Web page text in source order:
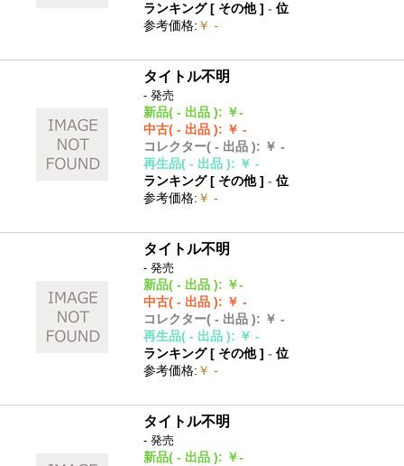
ランキング [ その他]- 位
参考価格: ￥ -
タイトル不明
- 発売
新品( - 出品 ): ￥-
中古( - 出品 ): ￥ -
コレクター( - 出品 ): ￥ -
再生品( - 出品 ): ￥ -
ランキング [ その他]- 位
参考価格: ￥ -
タイトル不明
- 発売
新品( - 出品 ): ￥-
中古( - 出品 ): ￥ -
コレクター( - 出品 ): ￥ -
再生品( - 出品 ): ￥ -
ランキング [ その他]- 位
参考価格: ￥ -
タイトル不明
- 発売
新品( - 出品 ): ￥-